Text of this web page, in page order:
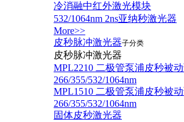
冷消融中红外激光模块
532/1064nm 2ns亚纳秒激光器
More>>
皮秒脉冲激光器子分类
皮秒脉冲激光器
​MPL2210 二极管泵浦皮秒被
266/355/532/1064nm
MPL1510 二极管泵浦皮秒被
266/355/532/1064nm
固体皮秒激光器